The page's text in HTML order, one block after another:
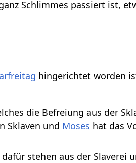
Schlimmes passiert ist,
hingerichtet worden
die Befreiung aus der
Sklaven und Moses hat das
stehen aus der Slaverei